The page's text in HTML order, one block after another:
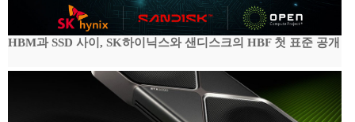
HBM과 SSD 사이, SK하이닉스와 샌디스크의 HBF 첫 표준 공개